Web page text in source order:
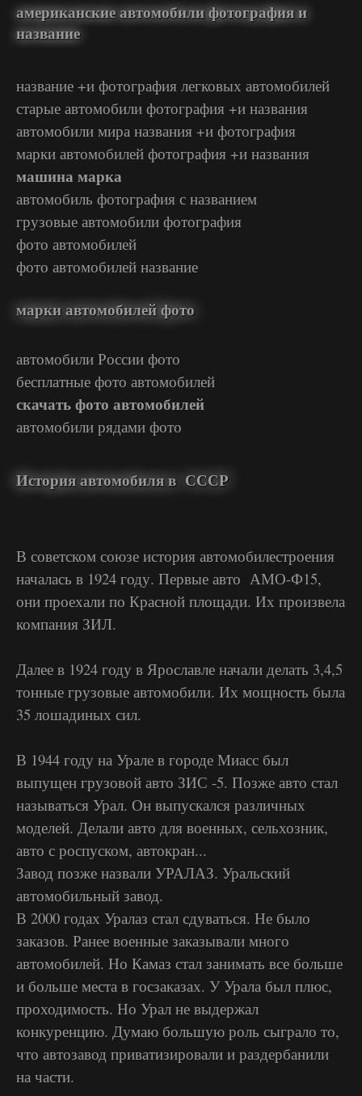
американские автомобили фотография и
название
название +и фотография легковых автомобилей
старые автомобили фотография +и названия
автомобили мира названия +и фотография
марки автомобилей фотография +и названия
машина марка
автомобиль фотография с названием
грузовые автомобили фотография
фото автомобилей
фото автомобилей название
марки автомобилей фото
автомобили России фото
бесплатные фото автомобилей
скачать фото автомобилей
автомобили рядами фото
История автомобиля в СССР
В советском союзе история автомобилестроения
началась в 1924 году. Первые авто АМО-Ф15,
они проехали по Красной площади. Их произвела
компания ЗИЛ.
Далее в 1924 году в Ярославле начали делать 3,4,5
тонные грузовые автомобили. Их мощность была
35 лошадиных сил.
В 1944 году на Урале в городе Миасс был
выпущен грузовой авто ЗИС -5. Позже авто стал
называться Урал. Он выпускался различных
моделей. Делали авто для военных, сельхозник,
авто с роспуском, автокран...
Завод позже назвали УРАЛАЗ. Уральский
автомобильный завод.
В 2000 годах Уралаз стал сдуваться. Не было
заказов. Ранее военные заказывали много
автомобилей. Но Камаз стал занимать все больше
и больше места в госзаказах. У Урала был плюс,
проходимость. Но Урал не выдержал
конкуренцию. Думаю большую роль сыграло то,
что автозавод приватизировали и раздербанили
на части.